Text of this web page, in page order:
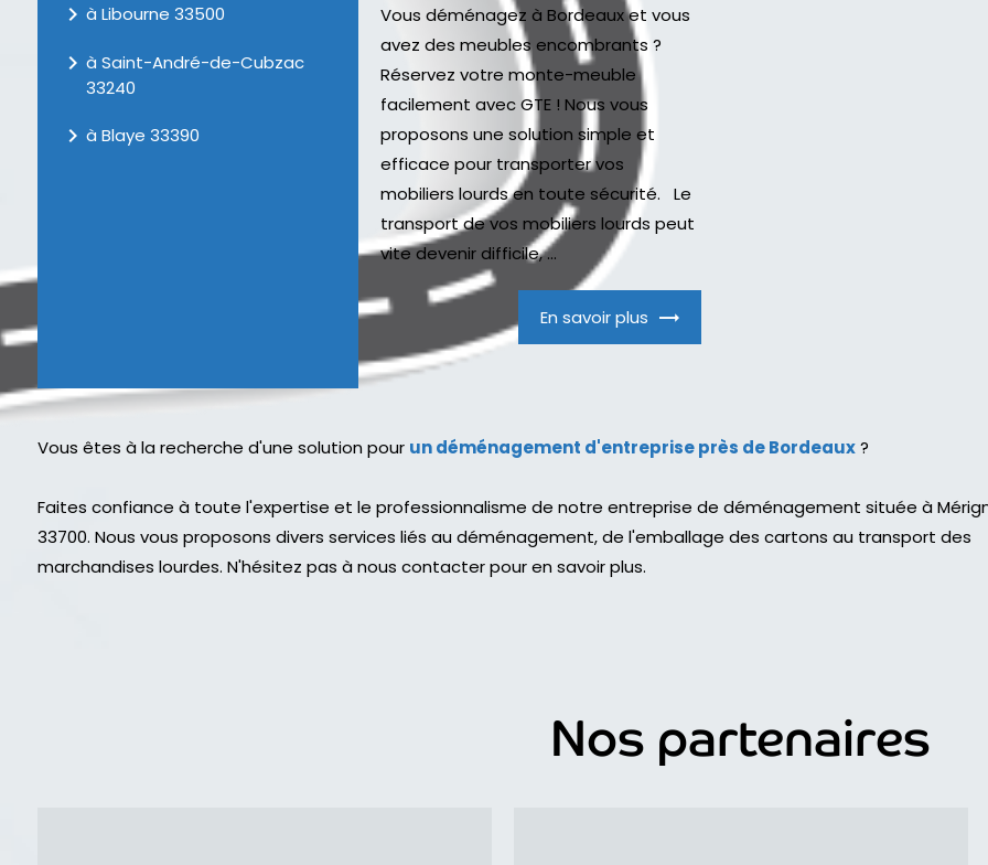
navigate_next à Libourne 33500
navigate_next à Saint-André-de-Cubzac
33240
navigate_next à Blaye 33390
Vous déménagez à Bordeaux et vous
avez des meubles encombrants ?
Réservez votre monte-meuble
facilement avec GTE ! Nous vous
proposons une solution simple et
efficace pour transporter vos
mobiliers lourds en toute sécurité. Le
transport de vos mobiliers lourds peut
vite devenir difficile, ...
En savoir plus
Vous êtes à la recherche d'une solution pour un déménagement d'entreprise près de Bordeaux?
Faites confiance à toute l'expertise et le professionnalisme de notre entreprise de déménagement située à
33700. Nous vous proposons divers services liés au déménagement, de l'emballage des cartons au transport des
marchandises lourdes. N'hésitez pas à nous contacter pour en savoir plus.
Nos partenaires